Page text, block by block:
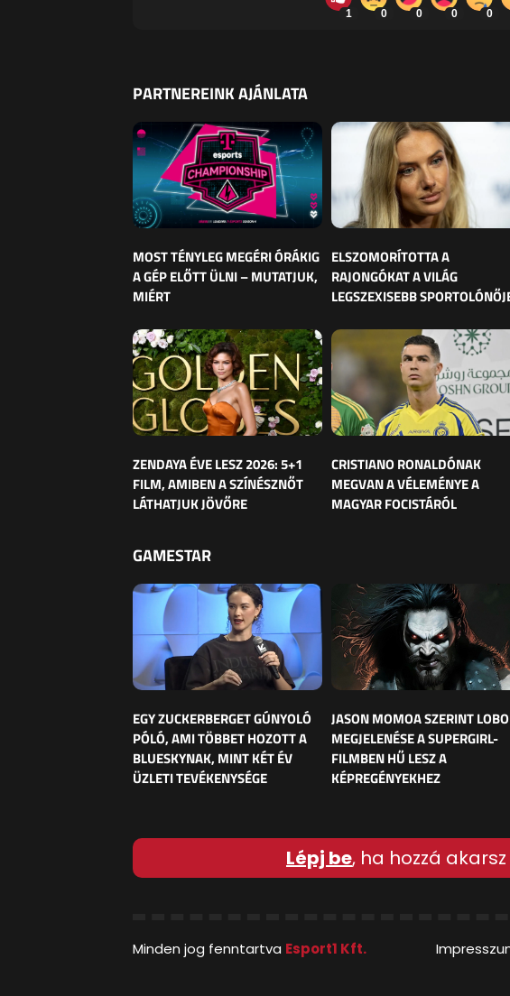
1 0 0 0 0
PARTNEREINK AJÁNLATA
MOST TÉNYLEG MEGÉRI ÓRÁKIG
A GÉP ELŐTT ÜLNI – MUTATJUK,
MIÉRT
ELSZOMORÍTOTTA A
RAJONGÓKAT A VILÁG
LEGSZEXISEBB
ZENDAYA ÉVE LESZ 2026: 5+1
FILM, AMIBEN A SZÍNÉSZNŐT
LÁTHATJUK JÖVŐRE
CRISTIANO RONALDÓNAK
MEGVAN A VÉLEMÉNYE A
MAGYAR FOCISTÁRÓL
GAMESTAR
EGY ZUCKERBERGET GÚNYOLÓ
PÓLÓ, AMI TÖBBET HOZOTT A
BLUESKYNAK, MINT KÉT ÉV
ÜZLETI TEVÉKENYSÉGE
JASON MOMOA SZERINT LOBO
MEGJELENÉSE A SUPERGIRL-
FILMBEN HŰ LESZ A
KÉPREGÉNYEKHEZ
Lépj be, ha hozzá akarsz
Minden jog fenntartva Esport1 Kft.